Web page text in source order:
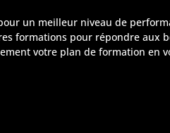
un meilleur niveau de
formations pour répondre aux
votre plan de formation en